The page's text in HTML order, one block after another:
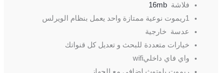
فلاشة16mb
1ريموت نوعية ممتازة واحد يعمل بنظام الويرلس
عدسة خارجية
خيارات متعددة للبحث و تعديل كل قنواتك
واي فاي داخليwifi
ريموت بلوتوث إضافي مع الجهاز